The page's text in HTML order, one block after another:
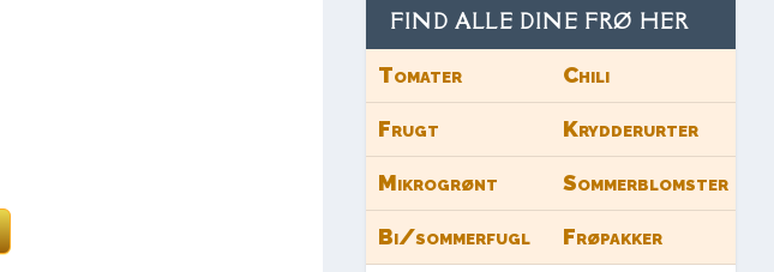
FIND ALLE DINE FRØ HER
Tomater Chili
Frugt Krydderurter
Mikrogrønt Sommerblomster
Bi/sommerfugl Frøpakker